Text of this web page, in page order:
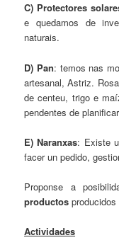
C) Protectores
e quedamos de
naturais.
D) Pan: temos nas
artesanal, Astriz.
de centeu, trigo e
pendentes de
E) Naranxas: Existe
facer un pedido,
Proponse a
productos producidos
Actividades